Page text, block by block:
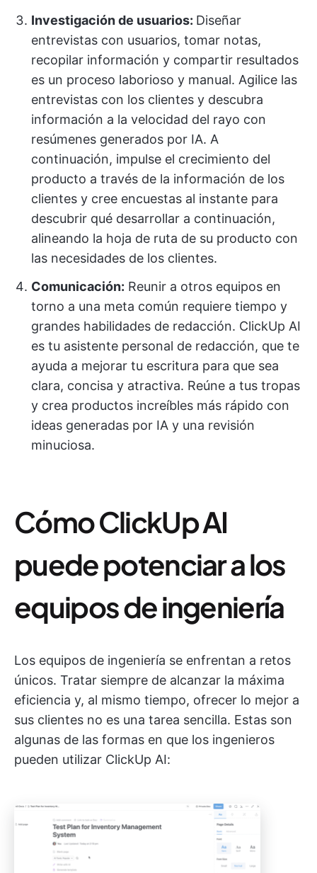
Investigación de usuarios: Diseñar
entrevistas con usuarios, tomar notas,
recopilar información y compartir resultados
es un proceso laborioso y manual. Agilice las
entrevistas con los clientes y descubra
información a la velocidad del rayo con
resúmenes generados por IA. A
continuación, impulse el crecimiento del
producto a través de la información de los
clientes y cree encuestas al instante para
descubrir qué desarrollar a continuación,
alineando la hoja de ruta de su producto con
las necesidades de los clientes.
Comunicación: Reunir a otros equipos en
torno a una meta común requiere tiempo y
grandes habilidades de redacción. ClickUp AI
es tu asistente personal de redacción, que te
ayuda a mejorar tu escritura para que sea
clara, concisa y atractiva. Reúne a tus tropas
y crea productos increíbles más rápido con
ideas generadas por IA y una revisión
minuciosa.
Cómo ClickUp AI
puede potenciar a los
equipos de ingeniería
Los equipos de ingeniería se enfrentan a retos
únicos. Tratar siempre de alcanzar la máxima
eficiencia y, al mismo tiempo, ofrecer lo mejor a
sus clientes no es una tarea sencilla. Estas son
algunas de las formas en que los ingenieros
pueden utilizar ClickUp AI: